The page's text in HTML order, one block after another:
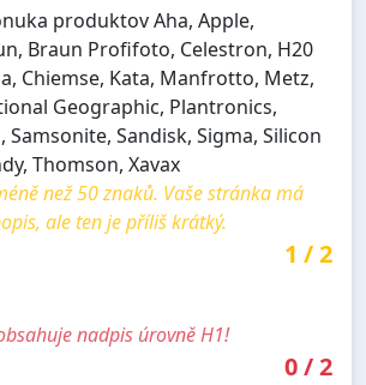
produktov Aha, Apple,
Braun Profifoto, Celestron, H20
Chiemse, Kata, Manfrotto, Metz,
Geographic, Plantronics,
Samsonite, Sandisk, Sigma, Silicon
Thomson, Xavax
než 50 znaků. Vaše stránka má
ale ten je příliš krátký.
1 /2
nadpis úrovně H1!
0/2